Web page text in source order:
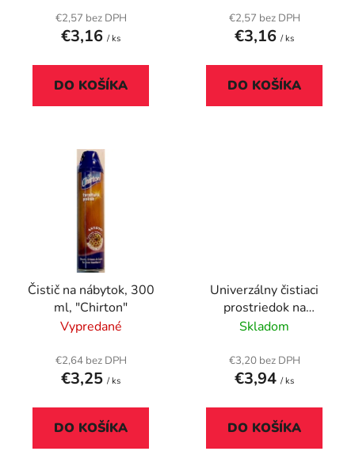
€2,57 bez DPH
€3,16 / ks
DO KOŠÍKA
€2,57 bez DPH
€3,16 / ks
DO KOŠÍKA
Čistič na nábytok, 300
ml, "Chirton"
Vypredané
€2,64 bez DPH
€3,25 / ks
DO KOŠÍKA
Univerzálny čistiaci
prostriedok na
odstránenie prachu,
"Multisurface"
Skladom
€3,20 bez DPH
€3,94 / ks
DO KOŠÍKA